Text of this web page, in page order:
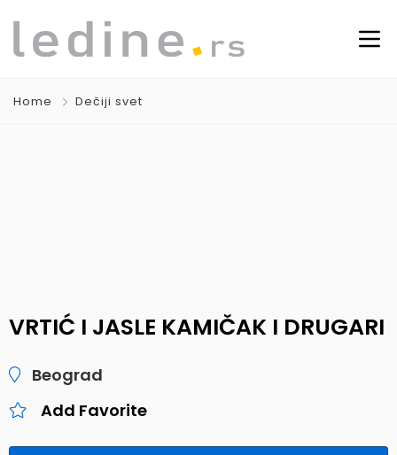
Home Dečiji svet
VRTIĆ I JASLE KAMIČAK I DRUGARI
Beograd
Add Favorite